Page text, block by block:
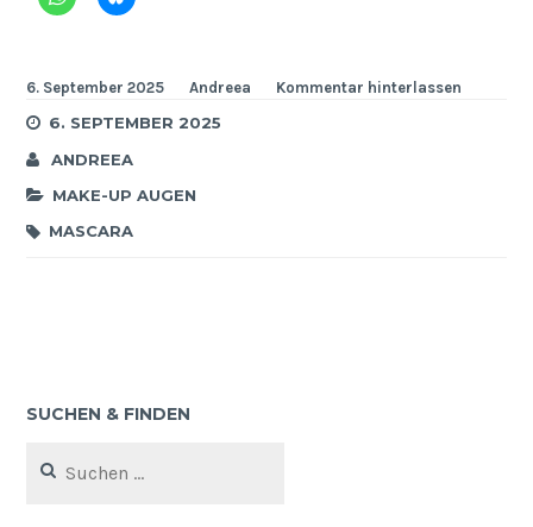
6. September 2025 Andreea Kommentar hinterlassen
6. SEPTEMBER 2025
ANDREEA
MAKE-UP AUGEN
MASCARA
SUCHEN & FINDEN
nach: